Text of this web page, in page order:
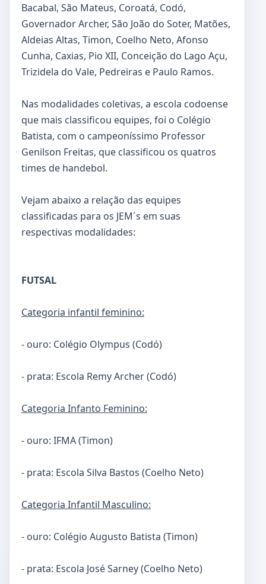
Bacabal, São Mateus, Coroatá, Codó,
Governador Archer, São João do Soter, Matões,
Aldeias Altas, Timon, Coelho Neto, Afonso
Cunha, Caxias, Pio XII, Conceição do Lago Açu,
Trizidela do Vale, Pedreiras e Paulo Ramos.
Nas modalidades coletivas, a escola codoense
que mais classificou equipes, foi o Colégio
Batista, com o campeoníssimo Professor
Genilson Freitas, que classificou os quatros
times de handebol.
Vejam abaixo a relação das equipes
classificadas para os JEM´s em suas
respectivas modalidades:
FUTSAL
Categoria infantil feminino:
- ouro: Colégio Olympus (Codó)
- prata: Escola Remy Archer (Codó)
Categoria Infanto Feminino:
- ouro: IFMA (Timon)
- prata: Escola Silva Bastos (Coelho Neto)
Categoria Infantil Masculino:
- ouro: Colégio Augusto Batista (Timon)
- prata: Escola José Sarney (Coelho Neto)